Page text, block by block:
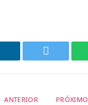
ANTERIOR PRÓXIMO